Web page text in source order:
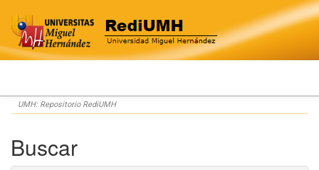
Skip
navigation
UMH: Repositorio RediUMH
Buscar